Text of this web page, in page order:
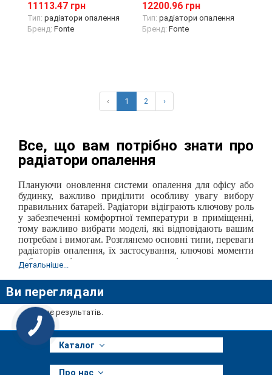
11113.47 грн
Тип: радіатори опалення
Бренд: Fonte
12200.96 грн
Тип: радіатори опалення
Бренд: Fonte
‹ 1 2 ›
Все, що вам потрібно знати про
радіатори опалення
Плануючи оновлення системи опалення для офісу або
будинку, важливо приділити особливу увагу вибору
правильних батарей. Радіатори відіграють ключову роль
у забезпеченні комфортної температури в приміщенні,
тому важливо вибрати моделі, які відповідають вашим
потребам і вимогам. Розглянемо основні типи, переваги
радіаторів опалення, їх застосування, ключові моменти
вибору та підкажемо, де купити радіатори опалення в
Києві та які ціни на батареї.
Матеріали та їхні переваги
Радіатори опалення можуть бути виготовлені з різних
матеріалів, кожен з яких має свої переваги:
Чавун: Це один з найпоширеніших матеріалів для
вирізняються довговічністю, міцністю та гарною
Детальніше...
Ви переглядали
Немає результатів.
Каталог
Про нас